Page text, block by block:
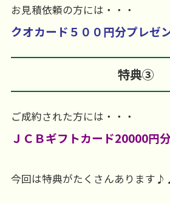
お見積依頼の方には・・・
クオカード５００円分プレゼ
特典③
ご成約された方には・・・
ＪＣＢギフトカード20000円
今回は特典がたくさんあります